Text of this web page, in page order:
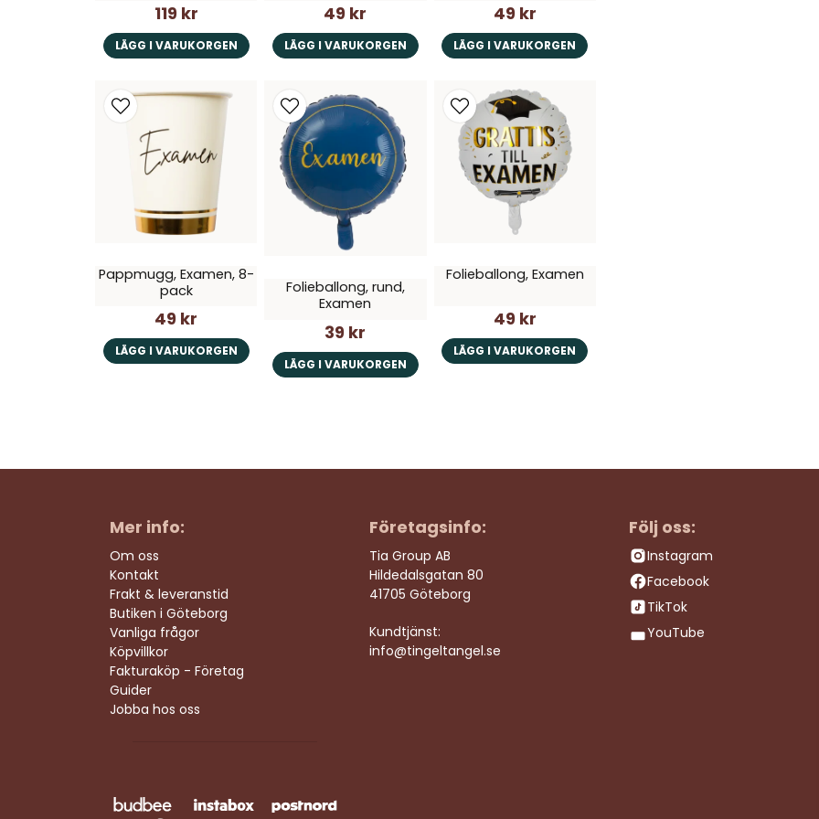
119 kr
LÄGG I VARUKORGEN
49 kr
LÄGG I VARUKORGEN
49 kr
LÄGG I VARUKORGEN
Pappmugg, Examen, 8-
pack
49 kr
LÄGG I VARUKORGEN
Folieballong, rund,
Examen
39 kr
LÄGG I VARUKORGEN
Folieballong, Examen
49 kr
LÄGG I VARUKORGEN
Mer info:
Om oss
Kontakt
Frakt & leveranstid
Butiken i Göteborg
Vanliga frågor
Köpvillkor
Fakturaköp - Företag
Guider
Jobba hos oss
Företagsinfo:
Tia Group AB
Hildedalsgatan 80
41705 Göteborg
Kundtjänst:
info@tingeltangel.se
Följ oss:
Instagram
Facebook
TikTok
YouTube